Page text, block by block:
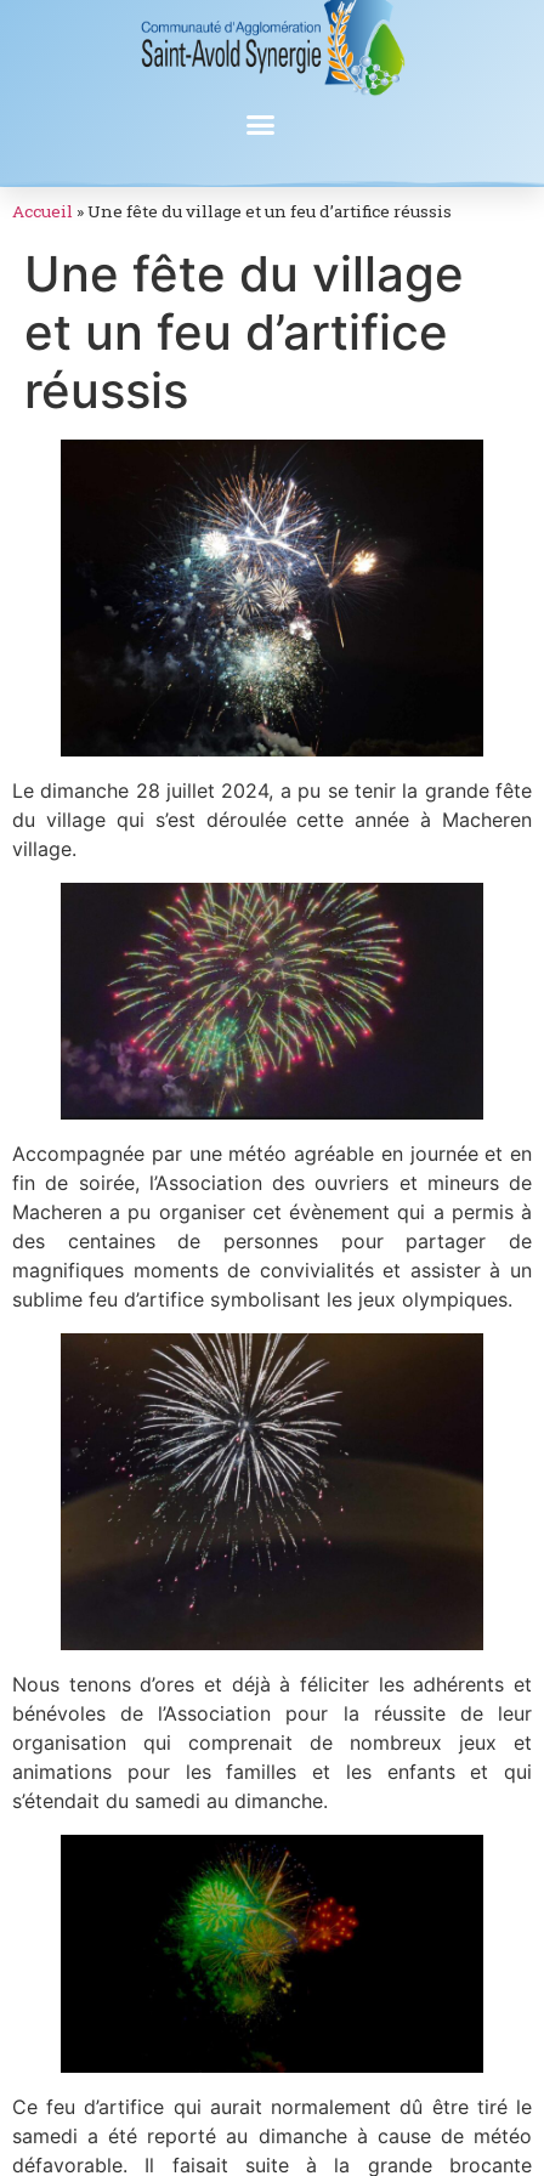
Accueil »Une fête du village et un feu d’artifice réussis
Une fête du village
et un feu d’artifice
réussis
Le dimanche 28 juillet 2024, a pu se tenir la grande fête
du village qui s’est déroulée cette année à Macheren
village.
Accompagnée par une météo agréable en journée et en
fin de soirée, l’Association des ouvriers et mineurs de
Macheren a pu organiser cet évènement qui a permis à
des centaines de personnes pour partager de
magnifiques moments de convivialités et assister à un
sublime feu d’artifice symbolisant les jeux olympiques.
Nous tenons d’ores et déjà à féliciter les adhérents et
bénévoles de l’Association pour la réussite de leur
organisation qui comprenait de nombreux jeux et
animations pour les familles et les enfants et qui
s’étendait du samedi au dimanche.
Ce feu d’artifice qui aurait normalement dû être tiré le
samedi a été reporté au dimanche à cause de météo
défavorable. Il faisait suite à la grande brocante